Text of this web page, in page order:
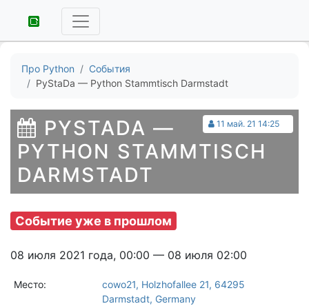
Про Python
События
PyStaDa — Python Stammtisch Darmstadt
11 май. 21 14:25
PYSTADA —
PYTHON STAMMTISCH
DARMSTADT
Событие уже в прошлом
08 июля 2021 года, 00:00 — 08 июля 02:00
Место:
cowo21, Holzhofallee 21, 64295
Darmstadt, Germany